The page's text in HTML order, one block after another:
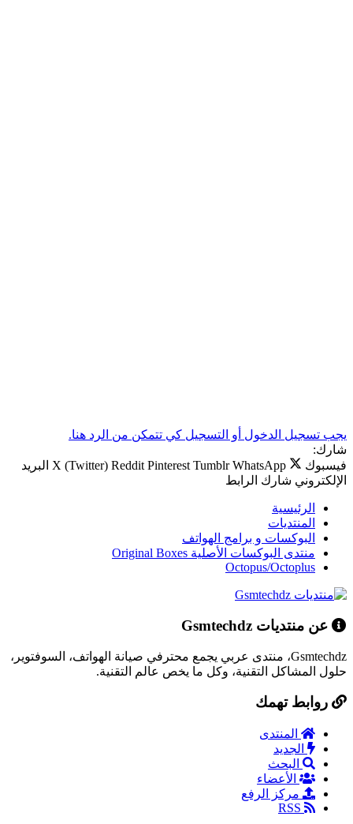
يجب تسجيل الدخول أو التسجيل كي تتمكن من الرد هنا.
شارك:
فيسبوك
X (Twitter) Reddit Pinterest Tumblr WhatsApp
البريد
الإلكتروني شارك الرابط
الرئيسية
المنتديات
البوكسات و برامج الهواتف
منتدى البوكسات الأصلية Original Boxes
Octopus/Octoplus
عن منتديات Gsmtechdz
Gsmtechdz، منتدى عربي يجمع محترفي صيانة الهواتف، السوفتوير،
حلول المشاكل التقنية، وكل ما يخص عالم التقنية.
روابط تهمك
المنتدى
الجديد
البحث
الأعضاء
مركز الرفع